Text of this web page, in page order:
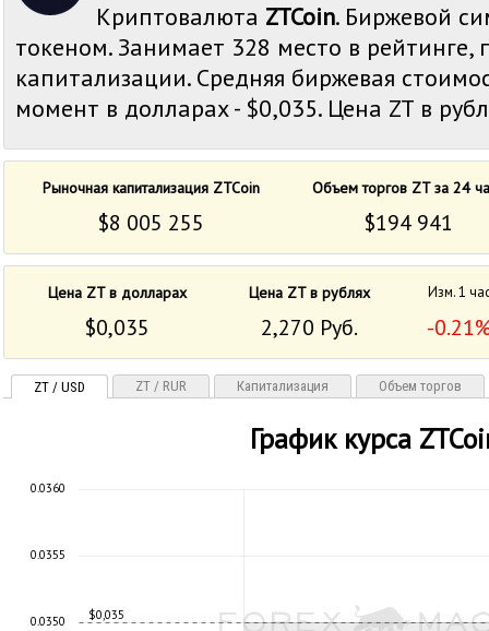
Криптовалюта ZTCoin. Биржевой
токеном. Занимает 328 место в
капитализации. Средняя биржевая
момент в долларах - $0,035. Цена ZT в
Рыночная капитализация ZTCoin Объем торгов ZT за 24
$8 005 255 $194 941
Цена ZT в долларах Цена ZT в рублях Изм. 1
$0,035 2,270 Руб. -
ZT / USD ZT / RUR Капитализация Объем торгов
График курса
$0,035
0.0350
0.0355
0.0360